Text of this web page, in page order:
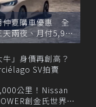
仲夏購車優惠 全
天兩夜、月付5,900
」身價再創高？
SV拍賣
公里！Nissan
創金氏世界紀